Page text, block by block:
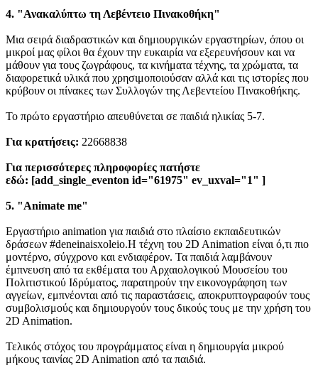
4. "Ανακαλύπτω τη Λεβέντειο Πινακοθήκη"
Μια σειρά διαδραστικών και δημιουργικών εργαστηρίων, όπου οι
μικροί μας φίλοι θα έχουν την ευκαιρία να εξερευνήσουν και να
μάθουν για τους ζωγράφους, τα κινήματα τέχνης, τα χρώματα, τα
διαφορετικά υλικά που χρησιμοποιούσαν αλλά και τις ιστορίες που
κρύβουν οι πίνακες των Συλλογών της Λεβεντείου Πινακοθήκης.
Το πρώτο εργαστήριο απευθύνεται σε παιδιά ηλικίας 5-7.
Για κρατήσεις: 22668838
Για περισσότερες πληροφορίες πατήστε
εδώ: [add_single_eventon id="61975" ev_uxval="1" ]
5. "Animate me"
Eργαστήριο animation για παιδιά στο πλαίσιο εκπαιδευτικών
δράσεων #deneinaisxoleio.Η τέχνη του 2D Animation είναι ό,τι πιο
μοντέρνο, σύγχρονο και ενδιαφέρον. Τα παιδιά λαμβάνουν
έμπνευση από τα εκθέματα του Αρχαιολογικού Μουσείου του
Πολιτιστικού Ιδρύματος, παρατηρούν την εικονογράφηση των
αγγείων, εμπνέονται από τις παραστάσεις, αποκρυπτογραφούν τους
συμβολισμούς και δημιουργούν τους δικούς τους με την χρήση του
2D Animation.
Τελικός στόχος του προγράμματος είναι η δημιουργία μικρού
μήκους ταινίας 2D Animation από τα παιδιά.